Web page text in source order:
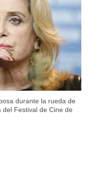
durante la rueda de
Festival de Cine de